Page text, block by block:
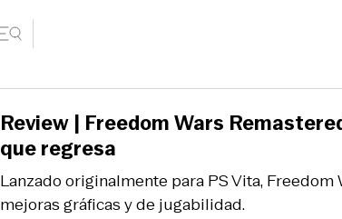
Lanzado originalmente para PS Vita, Freedom
mejoras gráficas y de jugabilidad.
Review | Freedom Wars
que regresa